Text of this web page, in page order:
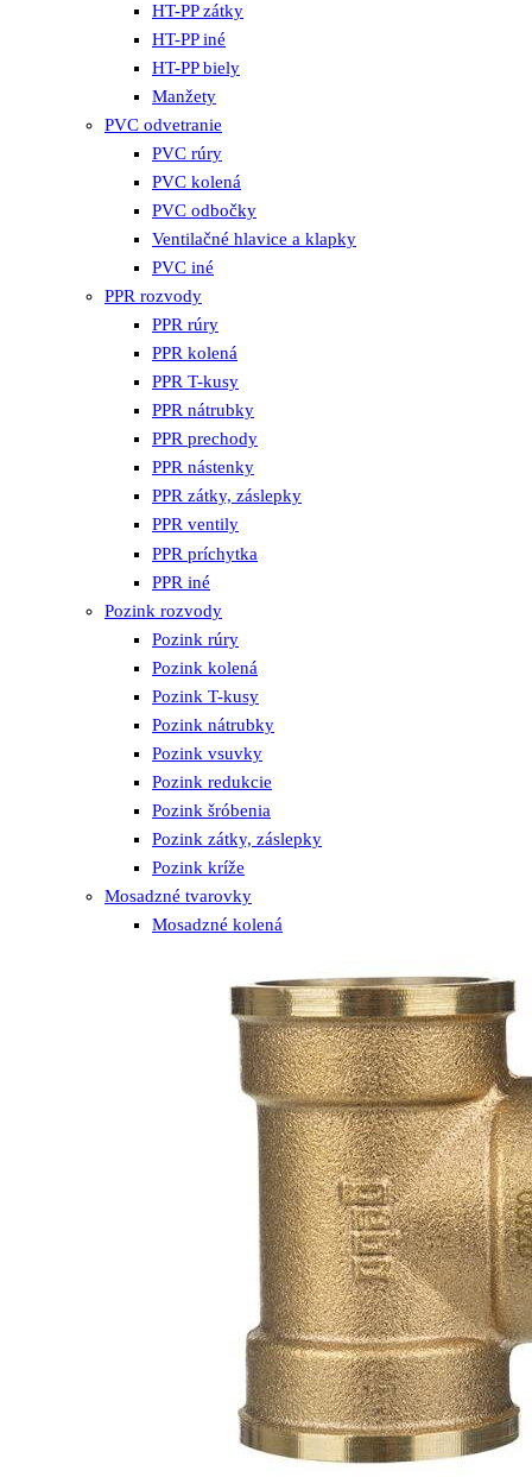
HT-PP zátky
HT-PP iné
HT-PP biely
Manžety
PVC odvetranie
PVC rúry
PVC kolená
PVC odbočky
Ventilačné hlavice a klapky
PVC iné
PPR rozvody
PPR rúry
PPR kolená
PPR T-kusy
PPR nátrubky
PPR prechody
PPR nástenky
PPR zátky, záslepky
PPR ventily
PPR príchytka
PPR iné
Pozink rozvody
Pozink rúry
Pozink kolená
Pozink T-kusy
Pozink nátrubky
Pozink vsuvky
Pozink redukcie
Pozink šróbenia
Pozink zátky, záslepky
Pozink kríže
Mosadzné tvarovky
Mosadzné kolená